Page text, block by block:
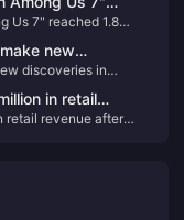
this
Us 7" reached 1.8
new
discoveries in
in retail
retail revenue after